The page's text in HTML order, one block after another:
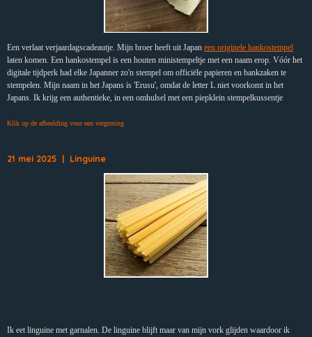
Een verlaat verjaardagscadeautje. Mijn broer heeft uit Japan een originele hankostempel
laten komen. Een hankostempel is een houten ministempeltje met een naam erop. Vóór het
digitale tijdperk had elke Japanner zo'n stempel om officiële papieren en bankzaken te
stempelen. Mijn naam in het Japans is 'Erusu', omdat de letter L niet voorkomt in het
Japans. Ik krijg een authentieke, in een omhulsel met een piepklein stempelkussentje
Klik op de afbeelding voor een vergroting
21 mei 2025 | Linguine
Ik eet linguine met garnalen. De linguine blijft maar van mijn vork glijden waardoor ik